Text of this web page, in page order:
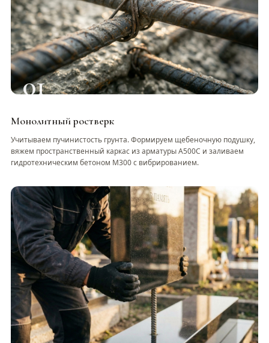
01
Монолитный ростверк
Учитываем пучинистость грунта. Формируем щебеночную подушку,
вяжем пространственный каркас из арматуры А500С и заливаем
гидротехническим бетоном М300 с вибрированием.